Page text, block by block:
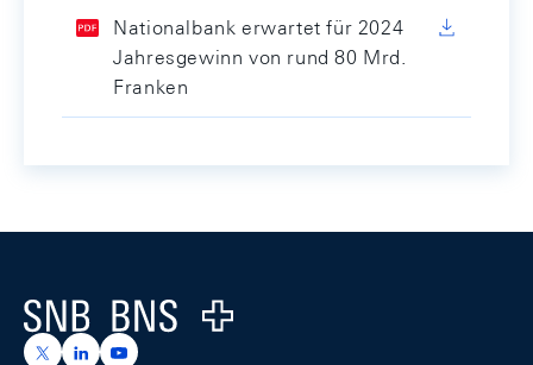
Nationalbank erwartet für 2024
Jahresgewinn von rund 80 Mrd.
Franken
Logo
https://x.com/snb_bns
https://ch.linkedin.com/company/swiss-national-
https://www.youtube.com/@swissnationalbank